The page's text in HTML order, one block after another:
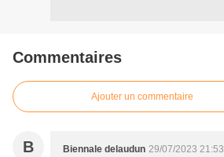
Commentaires
Ajouter un commentaire
B Biennale delaudun 29/07/2023 21:53